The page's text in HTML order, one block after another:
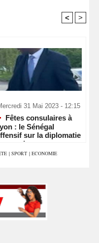
< >
31 Mai 2023 - 12:15
Fêtes consulaires à
: le Sénégal
sur la diplomatie
| SPORT | ECONOMIE